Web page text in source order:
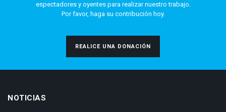
espectadores y oyentes para realizar nuestro trabajo.
Por favor, haga su contribución hoy.
REALICE UNA DONACIÓN
NOTICIAS